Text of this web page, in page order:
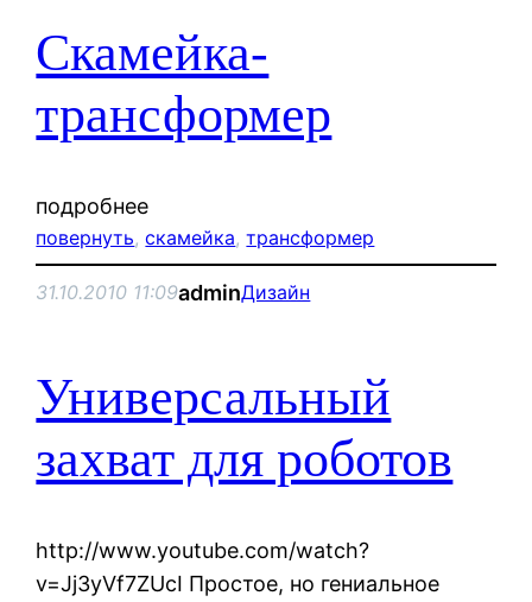
Скамейка-
трансформер
подробнее
повернуть, скамейка, трансформер
31.10.2010 11:09adminДизайн
Универсальный
захват для роботов
http://www.youtube.com/watch?
v=Jj3yVf7ZUcI Простое, но гениальное